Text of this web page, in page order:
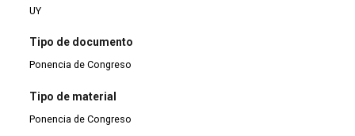
UY
Tipo de documento
Ponencia de Congreso
Tipo de material
Ponencia de Congreso